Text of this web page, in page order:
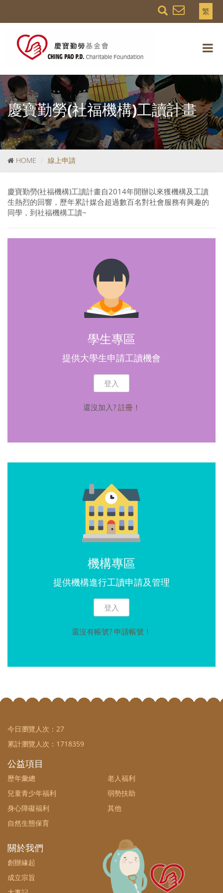
繁
慶寶勤勞(社福機構)工讀計畫
HOME 線上申請
慶寶勤勞(社福機構)工讀計畫自2014年開辦以來獲機構及工讀
生熱烈的回響，歷年累計媒合超過數百名對社會服務有興趣的
同學，到社福機構工讀~
學生專區
提供大學生申請工讀機會
登入
還沒加入? 註冊！
機構專區
提供機構進行工讀申請及管理
登入
還沒有帳號? 申請帳號！
今日瀏覽人次： 27
累計瀏覽人次： 1718359
公益項目
歷年彙總
老人福利
兒童青少年福利
弱勢扶助
身心障礙福利
其他
自然生態保育
關於我們
創辦緣起
成立宗旨